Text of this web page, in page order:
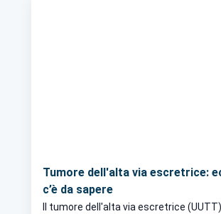
Tumore dell'alta via escretrice:
c’è da sapere
Il tumore dell'alta via escretrice